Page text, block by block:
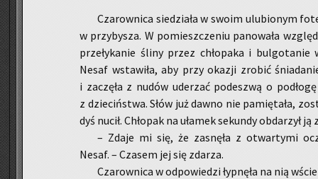
Cza­row­ni­ca sie­dzia­ła w swoim ulu­bio­nym
w przy­by­sza. W po­miesz­cze­niu pa­no­wa­ła
prze­ły­ka­nie śliny przez chło­pa­ka i
Nesaf wsta­wi­ła, aby przy oka­zji zro­bić
i za­czę­ła z nudów ude­rzać po­de­szwą o
z dzie­ciń­stwa. Słów już dawno nie pa­mię­ta­ła,
dyś nucił. Chło­pak na uła­mek se­kun­dy ob­da­rzył
– Zdaje mi się, że za­snę­ła z otwar­ty­mi
Nesaf. – Cza­sem jej się zda­rza.
Cza­row­ni­ca w od­po­wie­dzi łyp­nę­ła na nią